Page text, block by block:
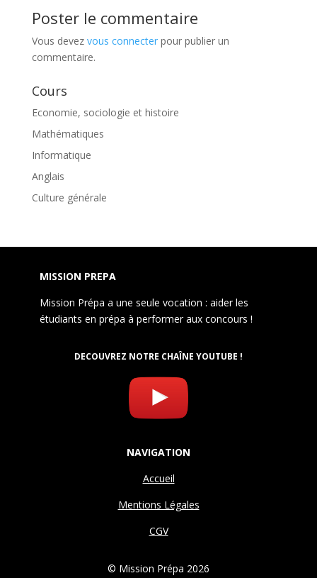
Poster le commentaire
Vous devez vous connecterpour publier un
commentaire.
Cours
Economie, sociologie et histoire
Mathématiques
Informatique
Anglais
Culture générale
MISSION PREPA
Mission Prépa a une seule vocation : aider les
étudiants en prépa à performer aux concours !
DECOUVREZ NOTRE CHAÎNE YOUTUBE !
NAVIGATION
Accueil
Mentions Légales
CGV
© Mission Prépa 2026